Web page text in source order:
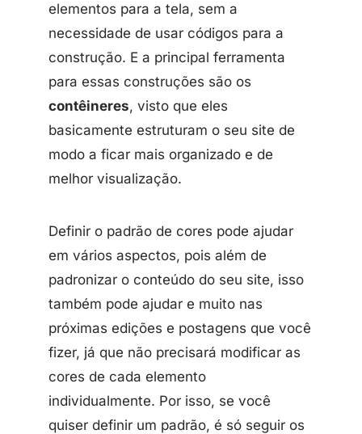
elementos para a tela, sem a
necessidade de usar códigos para a
construção. E a principal ferramenta
para essas construções são os
contêineres, visto que eles
basicamente estruturam o seu site de
modo a ficar mais organizado e de
melhor visualização.
Definir o padrão de cores pode ajudar
em vários aspectos, pois além de
padronizar o conteúdo do seu site, isso
também pode ajudar e muito nas
próximas edições e postagens que você
fizer, já que não precisará modificar as
cores de cada elemento
individualmente. Por isso, se você
quiser definir um padrão, é só seguir os